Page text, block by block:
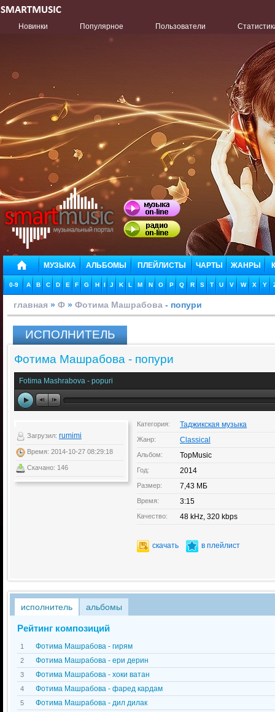
Новинки Популярное Пользователи
МУЗЫКА АЛЬБОМЫ ПЛЕЙЛИСТЫ ЧАРТЫ ЖАНРЫ
0-9 A B C D E F G H I J K L M N O P Q R S T U V W X Y
главная » Ф » Фотима Машрабова - попури
ИСПОЛНИТЕЛЬ
Фотима Машрабова - попури
Fotima Mashrabova - popuri
Загрузил: rumimi
Время: 2014-10-27 08:29:18
Скачано: 146
Категория: Таджикская музыка
Жанр: Classical
Альбом: TopMusic
Год: 2014
Размер: 7,43 МБ
Время: 3:15
Качество: 48 kHz, 320 kbps
скачать в плейлист
исполнитель альбомы
Рейтинг композиций
1 Фотима Машрабова - гирям
2 Фотима Машрабова - ери дерин
3 Фотима Машрабова - хоки ватан
4 Фотима Машрабова - фаред кардам
5 Фотима Машрабова - дил дилак